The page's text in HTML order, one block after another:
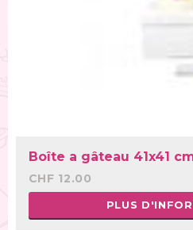
Boîte a gâteau 41x41
CHF 12.00
PLUS